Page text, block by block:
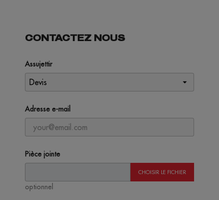
CONTACTEZ NOUS
Assujettir
Adresse e-mail
Pièce jointe
CHOISIR LE FICHIER
optionnel